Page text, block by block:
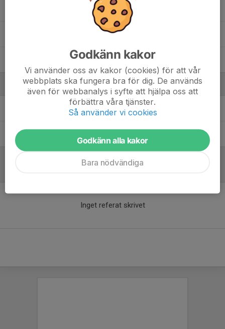
, P-2011 (P15)
1. William Karlsson
Ledare
Joshuel Mendives Tränare
Inget referat skrivet
Godkänn kakor
Vi använder oss av kakor (cookies) för att vår
webbplats ska fungera bra för dig. De används
även för webbanalys i syfte att hjälpa oss att
förbättra våra tjänster.
Så använder vi cookies
Godkänn alla kakor
Bara nödvändiga